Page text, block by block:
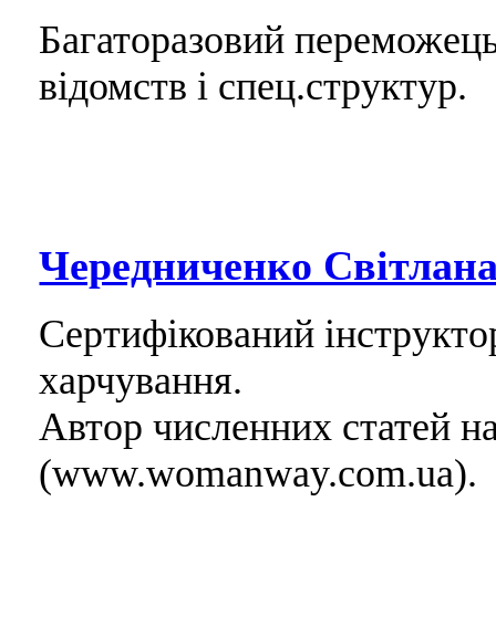
Багаторазовий
відомств і спец.структур.
Чередниченко
Сертифікований
харчування.
Автор численних статей
(www.womanway.com.ua).